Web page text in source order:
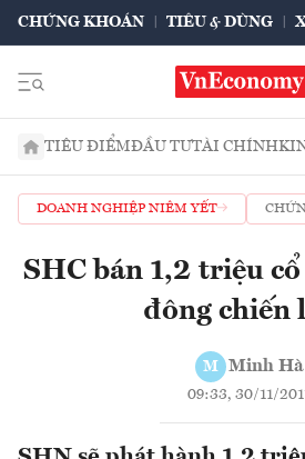
CHỨNG KHOÁN TIÊU & DÙNG
TIÊU ĐIỂMĐẦU TƯTÀI CHÍNH
DOANH NGHIỆP NIÊM YẾT
SHC bán 1,2 triệu
đông chiến
M Minh Hà
09:33, 30/11/